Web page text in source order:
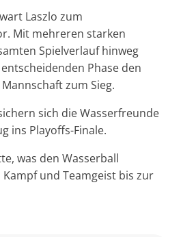
Laszlo zum
Mit mehreren starken
Spielverlauf hinweg
Phase den
zum Sieg.
sich die Wasserfreunde
ins Playoffs-Finale.
was den Wasserball
und Teamgeist bis zur